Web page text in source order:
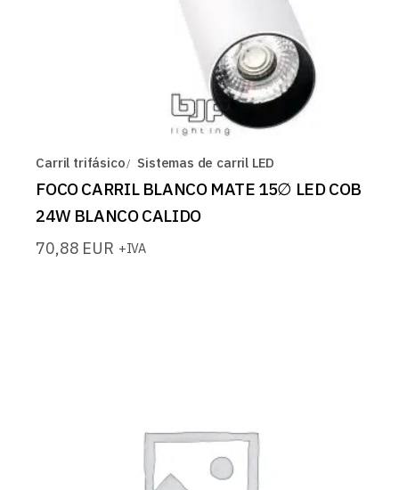
Carril trifásico Sistemas de carril LED
FOCO CARRIL BLANCO MATE 15∅ LED COB
24W BLANCO CALIDO
70,88 EUR +IVA